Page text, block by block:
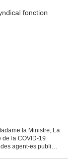
la Ministre, La
la COVID-19
agent-es public-